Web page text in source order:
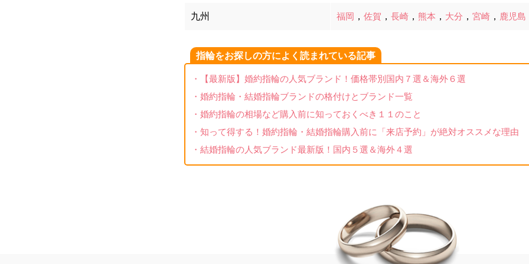
九州 福岡 ， 佐賀 ， 長崎 ， 熊本 ， 大分 ， 宮崎 ， 鹿児島
指輪をお探しの方によく読まれている記事
・【最新版】婚約指輪の人気ブランド！価格帯別国内７選＆海外６選
・婚約指輪・結婚指輪ブランドの格付けとブランド一覧
・婚約指輪の相場など購入前に知っておくべき１１のこと
・知って得する！婚約指輪・結婚指輪購入前に「来店予約」が絶対オススメな理由
・結婚指輪の人気ブランド最新版！国内５選＆海外４選